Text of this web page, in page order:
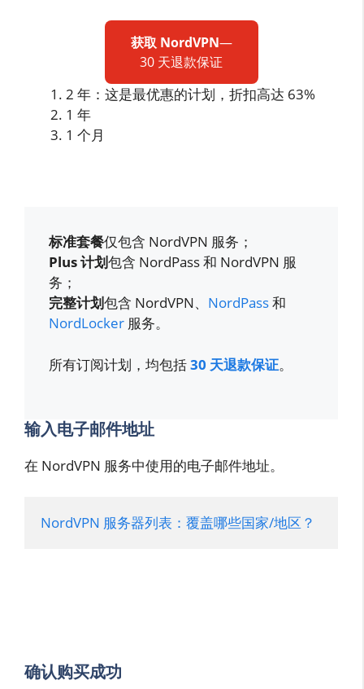
获取 NordVPN—
30 天退款保证
2 年：这是最优惠的计划，折扣高达 63%
1 年
1 个月
标准套餐仅包含 NordVPN 服务；
Plus 计划包含 NordPass 和 NordVPN 服
务；
完整计划包含 NordVPN、 NordPass和
NordLocker 服务。
所有订阅计划，均包括30 天退款保证。
输入电子邮件地址
在 NordVPN 服务中使用的电子邮件地址。
NordVPN 服务器列表：覆盖哪些国家/地区？
确认购买成功